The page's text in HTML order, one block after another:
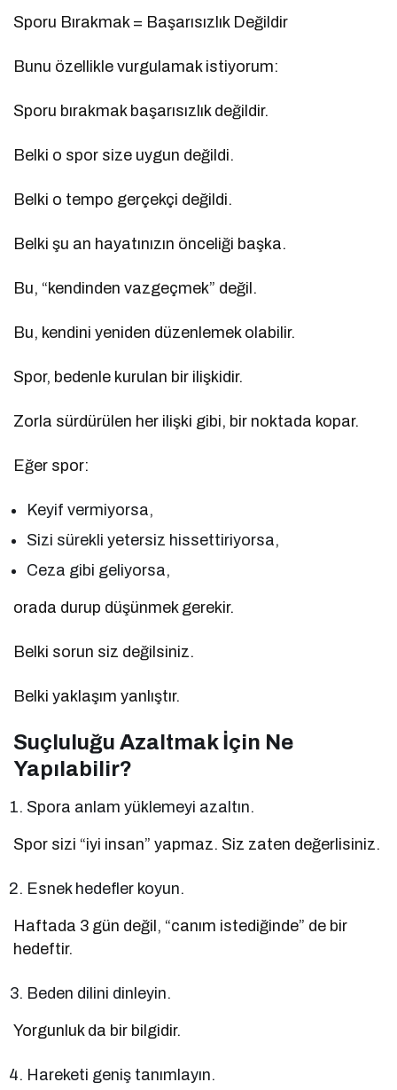
Sporu Bırakmak = Başarısızlık Değildir
Bunu özellikle vurgulamak istiyorum:
Sporu bırakmak başarısızlık değildir.
Belki o spor size uygun değildi.
Belki o tempo gerçekçi değildi.
Belki şu an hayatınızın önceliği başka.
Bu, “kendinden vazgeçmek” değil.
Bu, kendini yeniden düzenlemek olabilir.
Spor, bedenle kurulan bir ilişkidir.
Zorla sürdürülen her ilişki gibi, bir noktada kopar.
Eğer spor:
Keyif vermiyorsa,
Sizi sürekli yetersiz hissettiriyorsa,
Ceza gibi geliyorsa,
orada durup düşünmek gerekir.
Belki sorun siz değilsiniz.
Belki yaklaşım yanlıştır.
Suçluluğu Azaltmak İçin Ne
Yapılabilir?
Spora anlam yüklemeyi azaltın.
Spor sizi “iyi insan” yapmaz. Siz zaten değerlisiniz.
Esnek hedefler koyun.
Haftada 3 gün değil, “canım istediğinde” de bir
hedeftir.
Beden dilini dinleyin.
Yorgunluk da bir bilgidir.
Hareketi geniş tanımlayın.